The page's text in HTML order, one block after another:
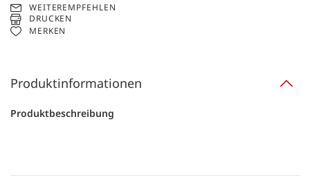
WEITEREMPFEHLEN
DRUCKEN
MERKEN
Produktinformationen
Produktbeschreibung